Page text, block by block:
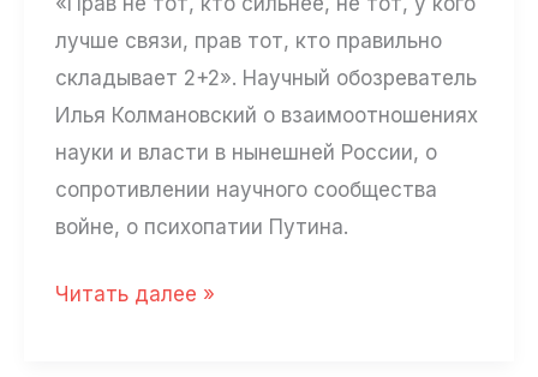
лучше связи, прав тот, кто правильно
складывает 2+2». Научный обозреватель
Илья Колмановский о взаимоотношениях
науки и власти в нынешней России, о
сопротивлении научного сообщества
войне, о психопатии Путина.
Илья
Читать далее »